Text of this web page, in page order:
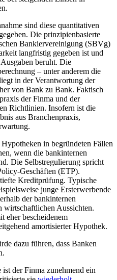
sind diese quantitativen
Die prinzipienbasierte
Bankiervereinigung (SBVg)
langfristig gegeben ist und
beruht. Die
– unter anderem die
in der Verantwortung der
von Bank zu Bank. Faktisch
der Finma und der
Richtlinien. Insofern ist die
aus Branchenpraxis,
in begründeten Fällen
wenn die bankinternen
Die Selbstregulierung spricht
Geschäften (ETP).
Kreditprüfung. Typische
junge Ersterwerbende
der bankinternen
wirtschaftlichen Aussichten.
eher bescheidenem
amortisierter Hypothek.
dazu führen, dass Banken
der Finma zunehmend ein